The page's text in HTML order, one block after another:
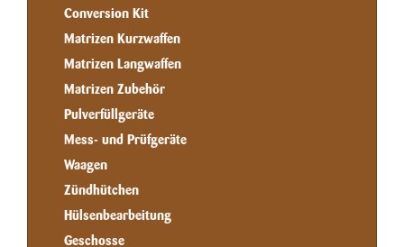
Conversion Kit
Matrizen Kurzwaffen
Matrizen Langwaffen
Matrizen Zubehör
Pulverfüllgeräte
Mess- und Prüfgeräte
Waagen
Zündhütchen
Hülsenbearbeitung
Geschosse